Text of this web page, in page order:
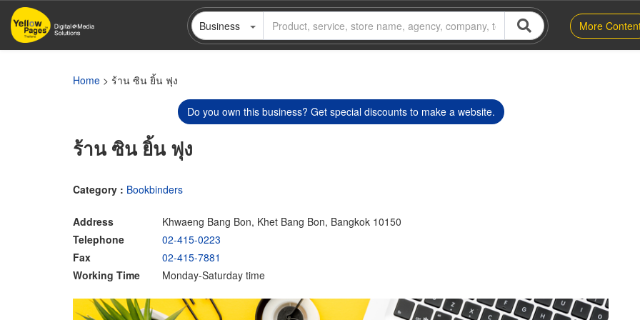
Skip
main
Business More
Home > ร้าน ซิน ยิ้น ฟุง
Do you own this business? Get special discounts to make a website.
ร้าน ซิน ยิ้น ฟุง
Category : Bookbinders
Address
Khwaeng Bang Bon, Khet Bang Bon, Bangkok 10150
Telephone
02-415-0223
Fax
02-415-7881
Working Time
Monday-Saturday time